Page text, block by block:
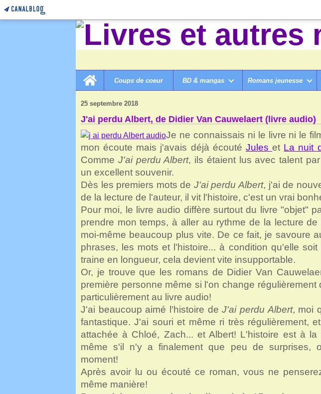
Home
Coups de coeur
BD & mangas Romans jeunesse
LIVRES ET AUTRES MERVEILLES! > 6 LIVRES AUDIO > J'AI PERDU ALBERT, DE DIDIER
25 septembre 2018
J'ai perdu Albert, de Didier Van Cauwelaert (livre audio)
Je ne connaissais ni le livre ni le
mon écoute mais j'avais déjà écouté Juleset La nuit
Comme J'ai perdu Albert, ils étaient lus avec talent
un excellent souvenir.
Dès les premiers mots de J'ai perdu Albert, j'ai de
de la lecture de l'auteur, il vit l'histoire, c'est un vrai
Pour moi, le livre audio diffère surtout du livre "objet"
prendre mon temps, à aller au rythme de la lecture
moi-même beaucoup plus vite. De ce fait, je savoure
phrases, les mots et l'histoire... à condition qu'elle
traine en longueur, cela devient vite insupportable.
Or, je trouve que les romans de Didier Van
première personne même si l'on change régulièrement
particulièrement au livre audio!
J'ai beaucoup aimé l'histoire deJ'ai perdu Albert, moi
fantastique. J'ai souri et même ri très régulièrement,
attachée à Chloé, Zach... et Albert! L'histoire est à
même s'il n'y a finalement que peu de surprises,
moment!
Après avoir lu ou écouté ce roman, vous ne
même manière!